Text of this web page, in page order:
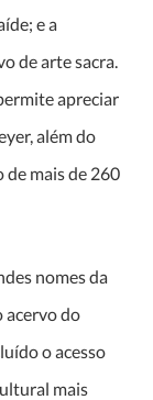
e a
de arte sacra.
apreciar
além do
mais de 260
nomes da
acervo do
o acesso
mais